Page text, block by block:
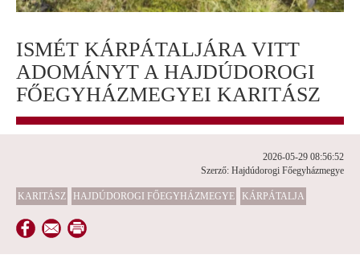
ISMÉT KÁRPÁTALJÁRA VITT
ADOMÁNYT A HAJDÚDOROGI
FŐEGYHÁZMEGYEI KARITÁSZ
2026-05-29 08:56:52
Szerző: Hajdúdorogi Főegyházmegye
KARITÁSZ HAJDÚDOROGI FŐEGYHÁZMEGYE KÁRPÁTALJA